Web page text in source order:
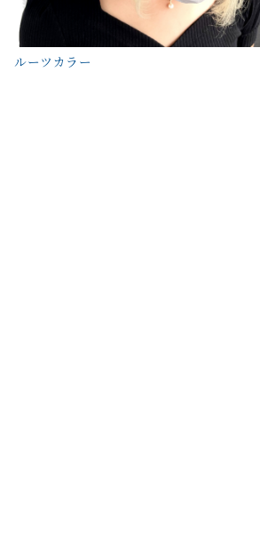
ルーツカラー